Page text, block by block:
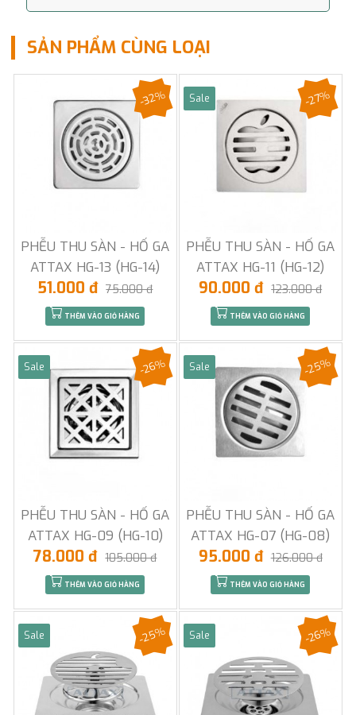
SẢN PHẨM CÙNG LOẠI
PHỄU THU SÀN - HỐ GA
ATTAX HG-13 (HG-14)
-32%
51.000 đ 75.000 đ
THÊM VÀO GIỎ HÀNG
Sale
PHỄU THU SÀN - HỐ GA
ATTAX HG-11 (HG-12)
-27%
90.000 đ 123.000 đ
THÊM VÀO GIỎ HÀNG
Sale
PHỄU THU SÀN - HỐ GA
ATTAX HG-09 (HG-10)
-26%
78.000 đ 105.000 đ
THÊM VÀO GIỎ HÀNG
Sale
PHỄU THU SÀN - HỐ GA
ATTAX HG-07 (HG-08)
-25%
95.000 đ 126.000 đ
THÊM VÀO GIỎ HÀNG
Sale -25% Sale -26%